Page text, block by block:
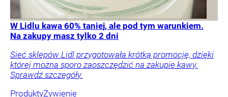
W Lidlu kawa 60% taniej, ale pod tym warunkiem.
Na zakupy masz tylko 2 dni
Sieć sklepów Lidl przygotowała krótką promocję, dzięki
której można sporo zaoszczędzić na zakupie kawy.
Sprawdź szczegóły.
ProduktyŻywienie